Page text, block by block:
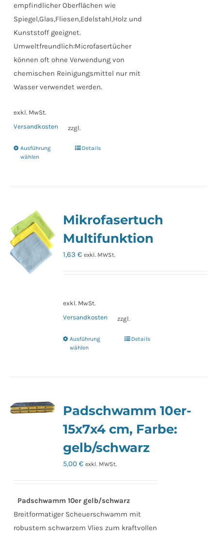
empfindlicher Oberflächen wie
Spiegel,Glas,Fliesen,Edelstahl,Holz und
Kunststoff geeignet.
Umweltfreundlich:Microfasertücher
können oft ohne Verwendung von
chemischen Reinigungsmittel nur mit
Wasser verwendet werden.
exkl. MwSt.
zzgl.
Versandkosten
Ausführung
wählen
Dieses
auf.
Die
Optionen
können
Produktseite
gewählt
Details
Mikrofasertuch
Multifunktion
1,63€ exkl. MWSt.
exkl. MwSt.
zzgl.
Versandkosten
Ausführung
wählen
Dieses
auf.
Optionen
können
gewählt
werden
Details
Padschwamm 10er-
15x7x4 cm, Farbe:
gelb/schwarz
5,00€ exkl. MWSt.
Padschwamm 10er gelb/schwarz
Breitformatiger Scheuerschwamm mit
robustem schwarzem Vlies zum kraftvollen